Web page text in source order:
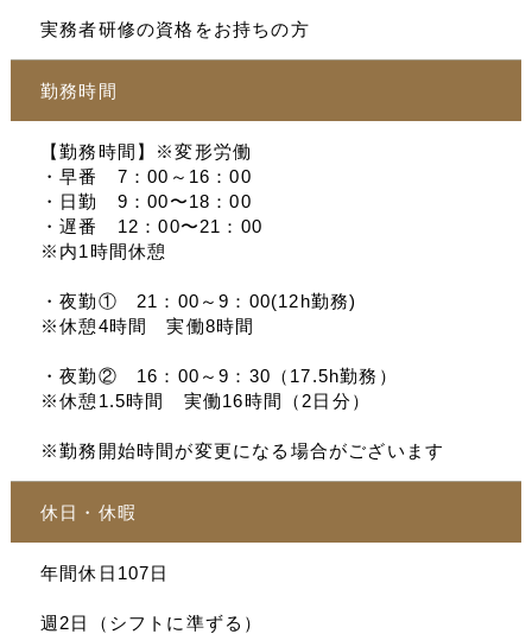
実務者研修の資格をお持ちの方
勤務時間
【勤務時間】※変形労働
・早番 7：00～16：00
・日勤 9：00〜18：00
・遅番 12：00〜21：00
※内1時間休憩
・夜勤① 21：00～9：00(12h勤務)
※休憩4時間 実働8時間
・夜勤② 16：00～9：30（17.5h勤務）
※休憩1.5時間 実働16時間（2日分）
※勤務開始時間が変更になる場合がございます
休日・休暇
年間休日107日
週2日（シフトに準ずる）